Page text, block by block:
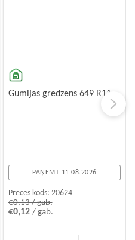
Gumijas gredzens 649 R11
PAŅEMT 11.08.2026
Preces kods: 20624
€0,13 / gab.
€0,12 / gab.